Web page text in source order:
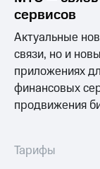
МТС
о
сервисов
Актуальные
связи, но и
приложениях
финансовых
продвижения
Тарифы